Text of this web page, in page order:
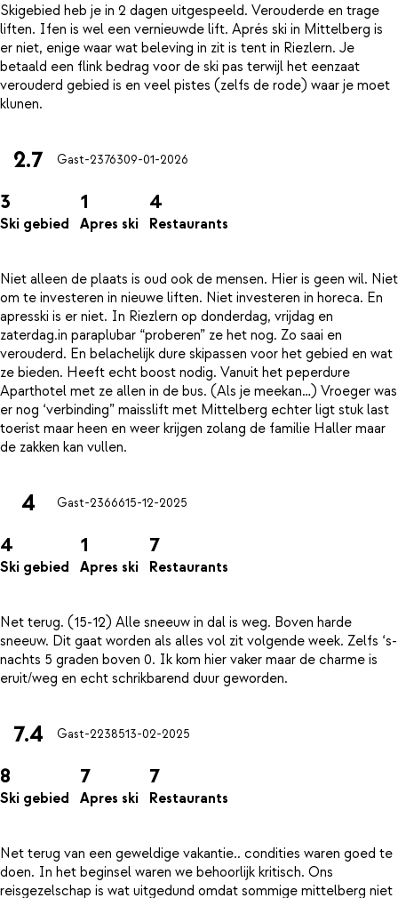
Skigebied heb je in 2 dagen uitgespeeld. Verouderde en trage
liften. Ifen is wel een vernieuwde lift. Aprés ski in Mittelberg is
er niet, enige waar wat beleving in zit is tent in Riezlern. Je
betaald een flink bedrag voor de ski pas terwijl het eenzaat
verouderd gebied is en veel pistes (zelfs de rode) waar je moet
2.7 Gast-2376309-01-2026
3
Ski gebied
1
Apres ski
4
Restaurants
Niet alleen de plaats is oud ook de mensen. Hier is geen wil. Niet
om te investeren in nieuwe liften. Niet investeren in horeca. En
apresski is er niet. In Riezlern op donderdag, vrijdag en
zaterdag.in paraplubar “proberen” ze het nog. Zo saai en
verouderd. En belachelijk dure skipassen voor het gebied en wat
ze bieden. Heeft echt boost nodig. Vanuit het peperdure
Aparthotel met ze allen in de bus. (Als je meekan…) Vroeger was
er nog ‘verbinding” maisslift met Mittelberg echter ligt stuk last
toerist maar heen en weer krijgen zolang de familie Haller maar
4 Gast-2366615-12-2025
4
Ski gebied
1
Apres ski
7
Restaurants
Net terug. (15-12) Alle sneeuw in dal is weg. Boven harde
sneeuw. Dit gaat worden als alles vol zit volgende week. Zelfs ‘s-
nachts 5 graden boven 0. Ik kom hier vaker maar de charme is
7.4 Gast-2238513-02-2025
8
Ski gebied
7
Apres ski
7
Restaurants
Net terug van een geweldige vakantie.. condities waren goed te
doen. In het beginsel waren we behoorlijk kritisch. Ons
reisgezelschap is wat uitgedund omdat sommige mittelberg niet